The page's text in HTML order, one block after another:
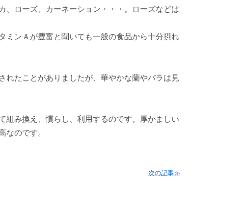
、ローズ、カーネーション・・・。ローズなどは
ミンＡが豊富と聞いても一般の食品から十分摂れ
れたことがありましたが、華やかな蘭やバラは見
組み換え、慣らし、利用するのです。厚かましい
なのです。
次の記事≫